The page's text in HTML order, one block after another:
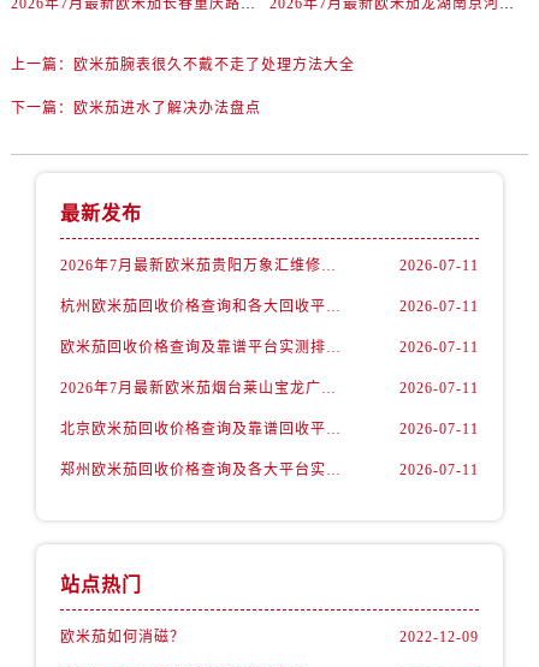
辽宁省抚顺市新抚区东一路欧米茄售后服务中心（需提前预约）
辽宁省盘锦市兴隆台区石油大街欧米茄售后服务中心（需提前预约）
辽宁省沈阳市沈河区中街路83号亨得利名表维修授权店1楼欧米茄售后服务中心（需提前预约）
北京市东城区东长安街1号王府井东方广场W3座6层602室欧米茄售后服务中心（需提前预约）
内蒙古自治区赤峰市红山区哈达街欧米茄售后服务中心（需提前预约）
2026年7月最新欧米茄长春重庆路万达广场维修保养服务电话 2026年7月最新欧米茄龙湖南京河西天街维修保养服务电话
上一篇： 欧米茄腕表很久不戴不走了处理方法大全
下一篇： 欧米茄进水了解决办法盘点
最新发布
2026年7月最新欧米茄贵阳万象汇维修保养服务电话 2026-07-11
杭州欧米茄回收价格查询和各大回收平台实测排行（2026年7月最新数据） 2026-07-11
欧米茄回收价格查询及靠谱平台实测排行(2026年7月最新) 2026-07-11
2026年7月最新欧米茄烟台莱山宝龙广场维修保养服务电话 2026-07-11
北京欧米茄回收价格查询及靠谱回收平台实测排行（2026年7月最新数据） 2026-07-11
郑州欧米茄回收价格查询及各大平台实测排行(2026年7月最新数据) 2026-07-11
站点热门
欧米茄如何消磁？ 2022-12-09